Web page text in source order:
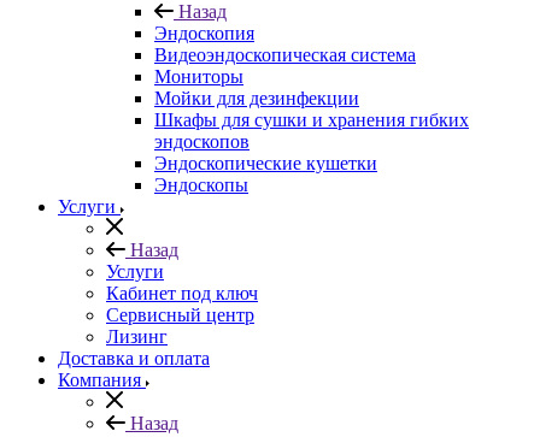
Назад
Эндоскопия
Видеоэндоскопическая система
Мониторы
Мойки для дезинфекции
Шкафы для сушки и хранения гибких
эндоскопов
Эндоскопические кушетки
Эндоскопы
Услуги
Назад
Услуги
Кабинет под ключ
Сервисный центр
Лизинг
Доставка и оплата
Компания
Назад